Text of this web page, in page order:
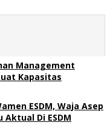
Management
Kapasitas
ESDM, Waja Asep
Aktual Di ESDM